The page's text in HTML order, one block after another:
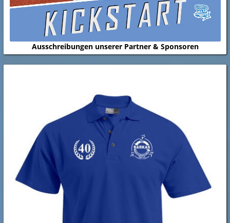
Ausschreibungen unserer Partner & Sponsoren